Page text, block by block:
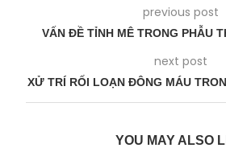
previous post
VẤN ĐỀ TỈNH MÊ TRONG PHẪU
next post
XỬ TRÍ RỐI LOẠN ĐÔNG MÁU
YOU MAY ALSO